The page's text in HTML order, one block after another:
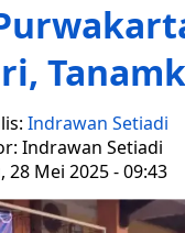
Indrawan Setiadi
Indrawan Setiadi
28 Mei 2025 - 09:43